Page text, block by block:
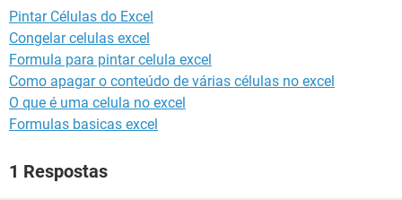
Pintar Células do Excel
Congelar celulas excel
Formula para pintar celula excel
Como apagar o conteúdo de várias células no excel
O que é uma celula no excel
Formulas basicas excel
1 Respostas